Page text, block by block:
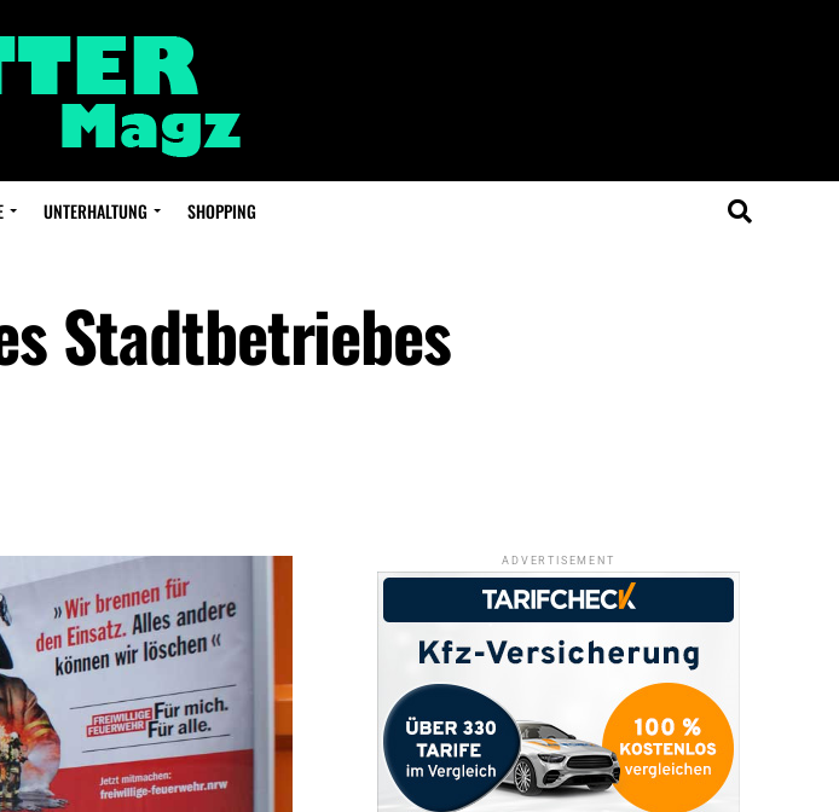
UNTERHALTUNG SHOPPING
Stadtbetriebes
ADVERTISEMENT